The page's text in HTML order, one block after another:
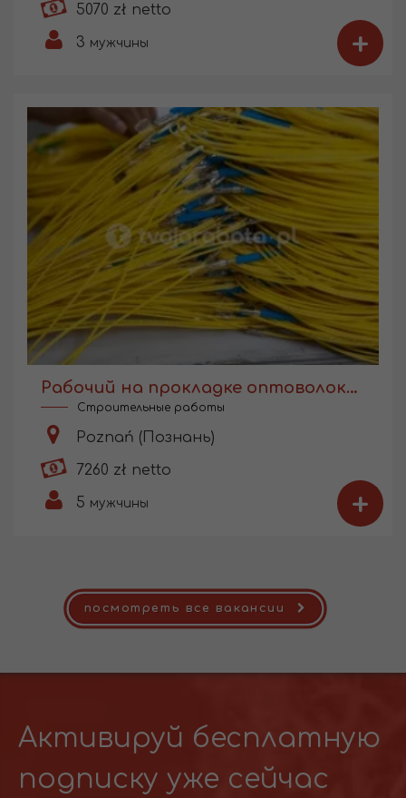
5070 zł netto
3 мужчины +
Рабочий на прокладке оптоволокна
Строительные работы
Poznań (Познань)
7260 zł netto
5 мужчины +
посмотреть все вакансии
Активируй бесплатную
подписку уже сейчас